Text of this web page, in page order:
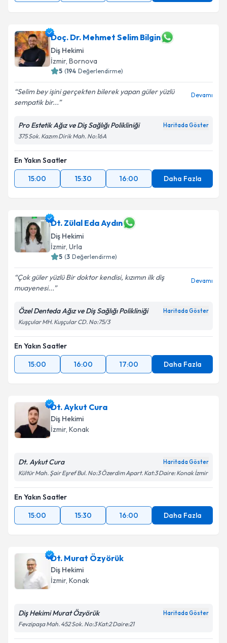
Doç. Dr. Mehmet Selim Bilgin
Diş Hekimi
İzmir, Bornova
5 (194 Değerlendirme)
Selim bey işini gerçekten bilerek yapan güler yüzlü
sempatik bir...
Devamı
Pro Estetik Ağız ve Diş Sağlığı Polikliniği Haritada Göster
375 Sok. Kazım Dirik Mah. No:16A
En Yakın Saatler
15:00
15:30 16:00 Daha Fazla
Dt. Zülal Eda Aydın
Diş Hekimi
İzmir, Urla
5 (3 Değerlendirme)
Çok güler yüzlü Bir doktor kendisi, kızımın ilk diş
muayenesi...
Devamı
Özel Denteda Ağız ve Diş Sağlığı Polikliniği Haritada Göster
Kuşçular MH. Kuşçular CD. No:75/3
En Yakın Saatler
15:00
16:00 17:00 Daha Fazla
Dt. Aykut Cura
Diş Hekimi
İzmir, Konak
Dt. Aykut Cura Haritada Göster
Kültür Mah. Şair Eşref Bul. No:3 Özerdim Apart. Kat:3 Daire: Konak İzmir
En Yakın Saatler
15:00
15:30 16:00 Daha Fazla
Dt. Murat Özyörük
Diş Hekimi
İzmir, Konak
Diş Hekimi Murat Özyörük Haritada Göster
Fevzipaşa Mah. 452 Sok. No:3 Kat:2 Daire:21